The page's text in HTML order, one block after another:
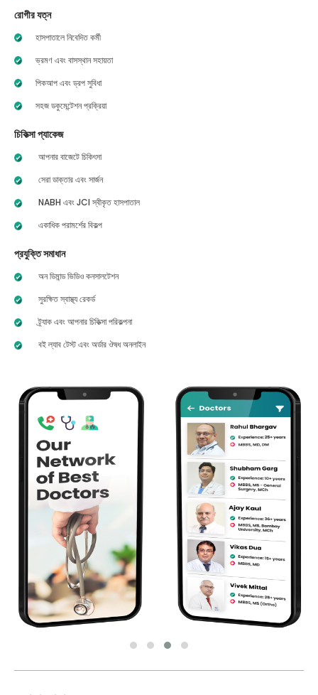
রোগীর যত্ন
হাসপাতালে নিবেদিত কর্মী
ভ্রমণ এবং বাসস্থান সহায়তা
পিকআপ এবং ড্রপ সুবিধা
সহজ ডকুমেন্টেশন প্রক্রিয়া
চিকিত্সা প্যাকেজ
আপনার বাজেটে চিকিৎসা
সেরা ডাক্তার এবং সার্জন
NABH এবং JCI স্বীকৃত হাসপাতাল
একাধিক পরামর্শের বিকল্প
প্রযুক্তি সমাধান
অন ডিমান্ড ভিডিও কনসালটেশন
সুরক্ষিত স্বাস্থ্য রেকর্ড
ট্র্যাক এবং আপনার চিকিত্সা পরিকল্পনা
বই ল্যাব টেস্ট এবং অর্ডার ঔষধ অনলাইন